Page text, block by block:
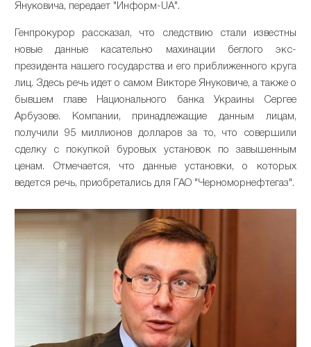
Януковича, передает "Информ-UA".
Генпрокурор рассказал, что следствию стали известны
новые данные касательно махинации беглого экс-
президента нашего государства и его приближенного круга
лиц. Здесь речь идет о самом Викторе Януковиче, а также о
бывшем главе Национального банка Украины Сергее
Арбузове. Компании, принадлежащие данным лицам,
получили 95 миллионов долларов за то, что совершили
сделку с покупкой буровых установок по завышенным
ценам. Отмечается, что данные установки, о которых
ведется речь, приобретались для ГАО "Черноморнефтегаз".